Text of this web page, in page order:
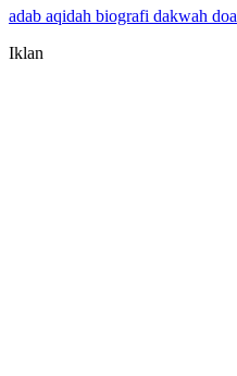
adab aqidah biografi dakwah doa
Iklan